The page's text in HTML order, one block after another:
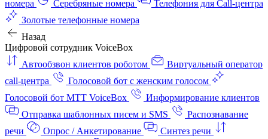
номера
Серебряные номера
Телефония для Call-центра
Золотые телефонные номера
Назад
Цифровой сотрудник VoiceBox
Автообзвон клиентов роботом
Виртуальный оператор
call-центра
Голосовой бот с женским голосом
Голосовой бот МТТ VoiceBox
Информирование клиентов
Отправка шаблонных писем и SMS
Распознавание
речи
Опрос / Анкетирование
Синтез речи